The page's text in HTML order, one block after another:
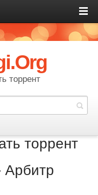
торрент
торрент
Арбитр